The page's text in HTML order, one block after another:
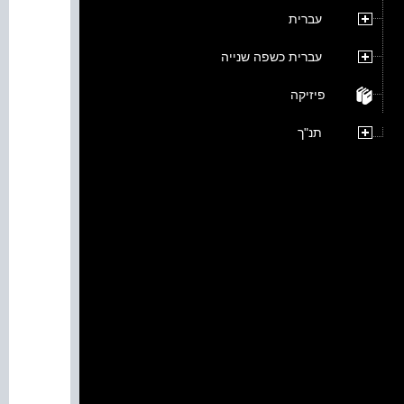
עברית
עברית כשפה שנייה
פיזיקה
תנ"ך